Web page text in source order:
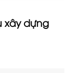
xây dựng